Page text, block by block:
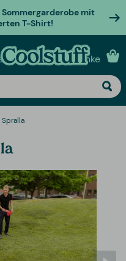
mit
T-Shirt!
geschenke